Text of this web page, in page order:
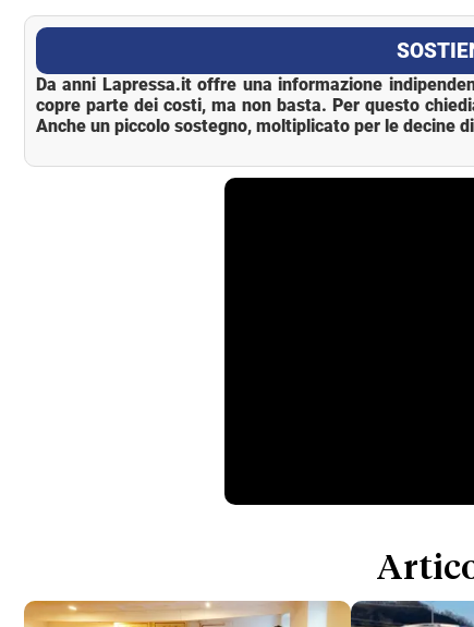
La Pressa
Da anni Lapressa.it offre una informazione
copre parte dei costi, ma non basta. Per questo
Anche un piccolo sostegno, moltiplicato per le decine